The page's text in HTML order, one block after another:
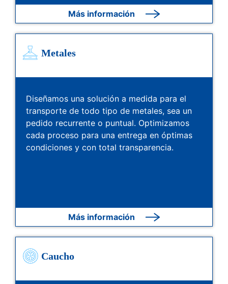
Más información
Metales
Diseñamos una solución a medida para el
transporte de todo tipo de metales, sea un
pedido recurrente o puntual. Optimizamos
cada proceso para una entrega en óptimas
condiciones y con total transparencia.
Más información
Caucho